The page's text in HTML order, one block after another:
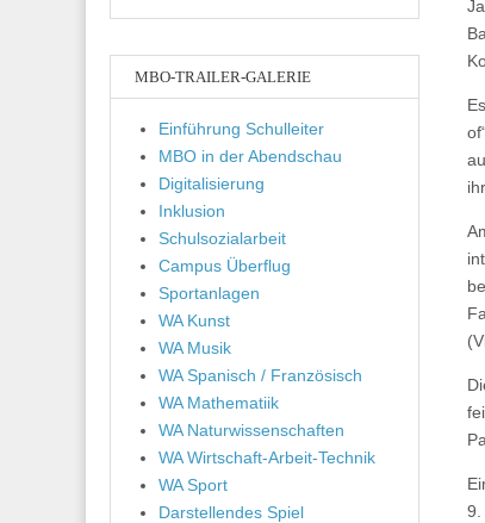
9.
MBO-TRAILER-GALERIE
Einführung Schulleiter
MBO in der Abendschau
Digitalisierung
Inklusion
Schulsozialarbeit
Campus Überflug
Sportanlagen
WA Kunst
WA Musik
WA Spanisch / Französisch
WA Mathematiik
WA Naturwissenschaften
WA Wirtschaft-Arbeit-Technik
WA Sport
Darstellendes Spiel